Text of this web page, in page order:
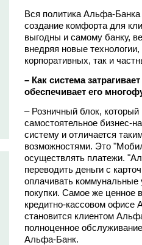
Вся политика Альфа-
создание комфорта для
выгодны и самому банку,
внедряя новые
корпоративных, так и
– Как система
обеспечивает его
– Розничный блок,
самостоятельное бизнес-
систему и отличается
возможностями. Это
осуществлять платежи.
переводить деньги с
оплачивать коммунальные
покупки. Самое же ценное
кредитно-кассовом офисе
становится клиентом
полноценное
Альфа-Банк.